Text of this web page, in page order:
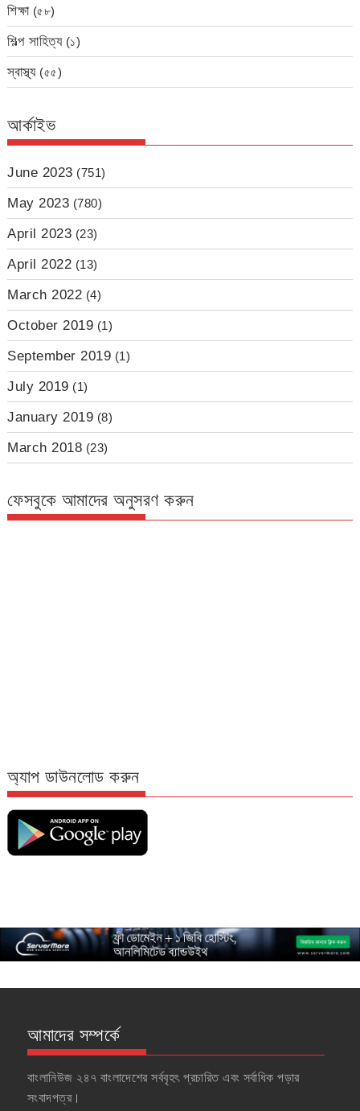
শিক্ষা(৫৮)
শিল্প সাহিত্য(১)
স্বাস্থ্য(৫৫)
আর্কাইভ
June 2023 (751)
May 2023 (780)
April 2023 (23)
April 2022 (13)
March 2022 (4)
October 2019 (1)
September 2019 (1)
July 2019 (1)
January 2019 (8)
March 2018 (23)
ফেসবুকে আমাদের অনুসরণ করুন
অ্যাপ ডাউনলোড করুন
আমাদের সম্পর্কে
বাংলানিউজ ২৪৭ বাংলাদেশের সর্ববৃহৎ প্রচারিত এবং সর্বাধিক পড়ার
সংবাদপত্র।